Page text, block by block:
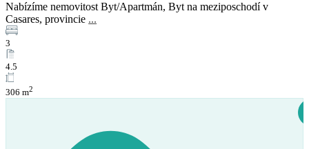
Nabízíme nemovitost Byt/Apartmán, Byt na meziposchodí v
Casares, provincie ...
3
4.5
306 m2